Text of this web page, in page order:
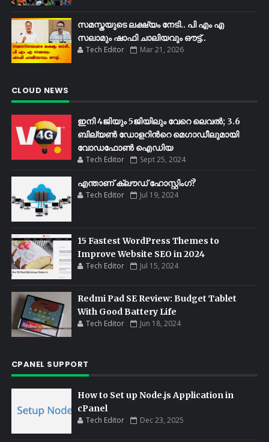
സമസ്തയുടെ ലക്ഷ്യം നേടി.. പി എം എ
സലാമും ഷാഫി ചാലിയവും ഔട്ട്..
Tech Editor Mar 21, 2026
CLOUD NEWS
ഇനി 4ജിയും 5ജിയിലും വേറെ ലെവൽ; 3.6
ബില്യണ്‍ ഡോളറിന്‍റെ മെഗാഡീലുമായി
വോഡഫോണ്‍ ഐഡിയ
Tech Editor Sept 25, 2024
എന്താണ് ക്ലൗഡ് ഹോസ്റ്റിംഗ്?
Tech Editor Jul 19, 2024
15 Fastest WordPress Themes to
Improve Website SEO in 2024
Tech Editor Jul 15, 2024
Redmi Pad SE Review: Budget Tablet
With Good Battery Life
Tech Editor Jun 18, 2024
CPANEL SUPPORT
How to Set up Node.js Application in
cPanel
Tech Editor Dec 23, 2025